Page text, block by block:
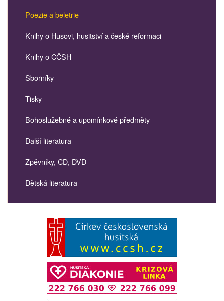
Poezie a beletrie
Knihy o Husovi, husitství a české reformaci
Knihy o CČSH
Sborníky
Tisky
Bohoslužebné a upomínkové předměty
Další literatura
Zpěvníky, CD, DVD
Dětská literatura